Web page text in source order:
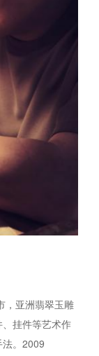
，亚洲翡翠玉雕
挂件等艺术作
。2009